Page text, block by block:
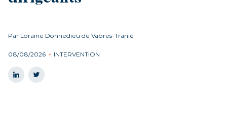
Par Loraine Donnedieu de Vabres-Tranié
08/08/2026 INTERVENTION